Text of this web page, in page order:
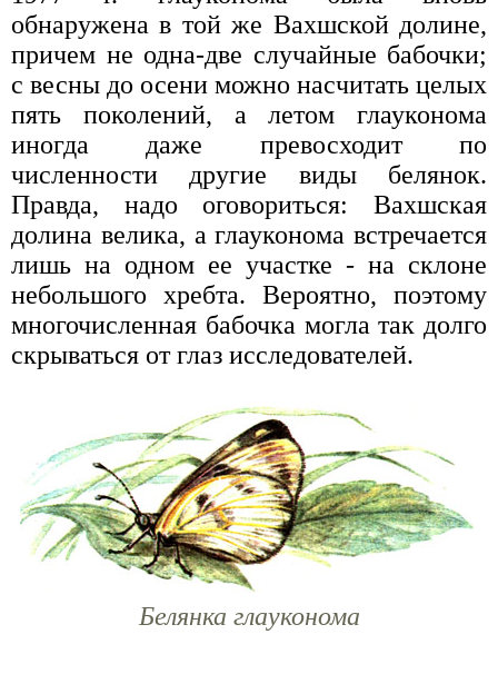
обнаружена в той же Вахшской долине,
причем не одна-две случайные бабочки;
с весны до осени можно насчитать целых
пять поколений, а летом глауконома
иногда даже превосходит по
численности другие виды белянок.
Правда, надо оговориться: Вахшская
долина велика, а глауконома встречается
лишь на одном ее участке - на склоне
небольшого хребта. Вероятно, поэтому
многочисленная бабочка могла так долго
скрываться от глаз исследователей.
Белянка глауконома